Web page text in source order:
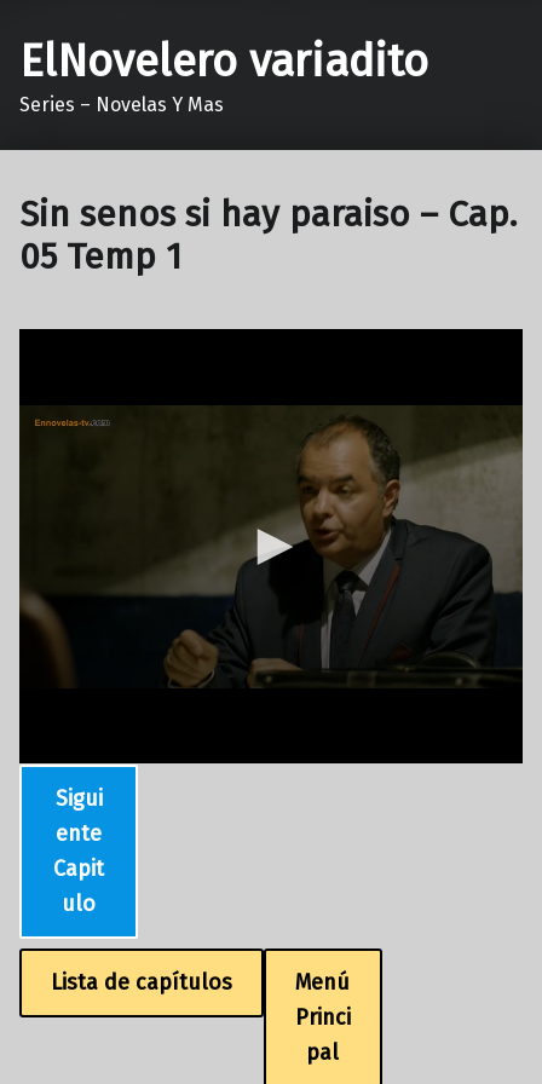
ElNovelero variadito
Series – Novelas Y Mas
Sin senos si hay paraiso – Cap.
05 Temp 1
Sigui
ente
Capit
ulo
Lista de capítulos
Menú
Princi
pal